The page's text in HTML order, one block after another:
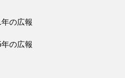
の広報
の広報